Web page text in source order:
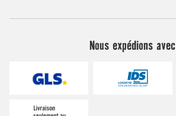
Nous expédions avec